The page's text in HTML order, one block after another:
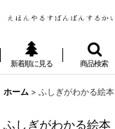
新着順に見る 商品検索
ホーム > ふしぎがわかる絵本
ふしぎがわかる絵本